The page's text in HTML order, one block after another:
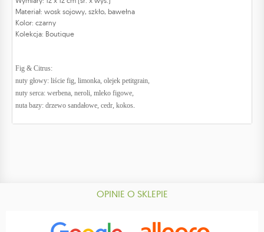
Materiał: wosk sojowy, szkło, bawełna
Kolor: czarny
Kolekcja: Boutique
Fig & Citrus:
nuty głowy: liście fig, limonka, olejek petitgrain,
nuty serca: werbena, neroli, mleko figowe,
nuta bazy: drzewo sandałowe, cedr, kokos.
OPINIE O SKLEPIE